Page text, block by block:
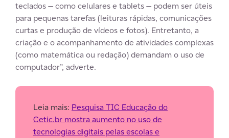
teclados — como celulares e tablets — podem ser úteis
para pequenas tarefas (leituras rápidas, comunicações
curtas e produção de vídeos e fotos). Entretanto, a
criação e o acompanhamento de atividades complexas
(como matemática ou redação) demandam o uso de
computador”, adverte.
Leia mais: Pesquisa TIC Educação do
Cetic.br mostra aumento no uso de
tecnologias digitais pelas escolas e